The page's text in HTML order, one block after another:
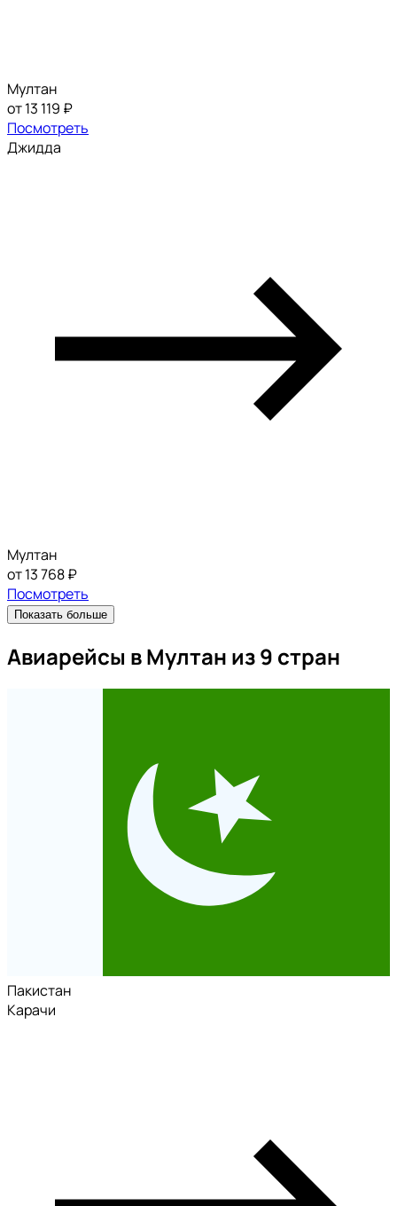
Мултан
от 13 119 ₽
Посмотреть
Джидда
Мултан
от 13 768 ₽
Посмотреть
Показать больше
Авиарейсы в Мултан из 9 стран
Пакистан
Карачи